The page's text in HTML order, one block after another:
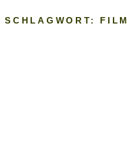
SCHLAGWORT: FILM